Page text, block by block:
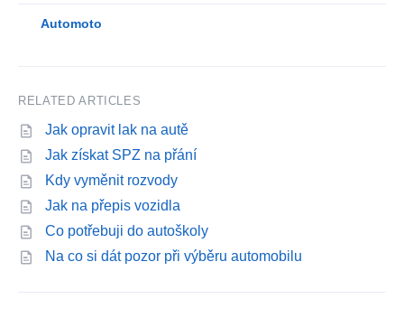
Automoto
RELATED ARTICLES
Jak opravit lak na autě
Jak získat SPZ na přání
Kdy vyměnit rozvody
Jak na přepis vozidla
Co potřebuji do autoškoly
Na co si dát pozor při výběru automobilu